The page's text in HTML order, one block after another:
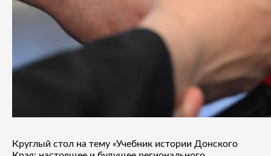
Круглый стол на тему «Учебник истории Донского